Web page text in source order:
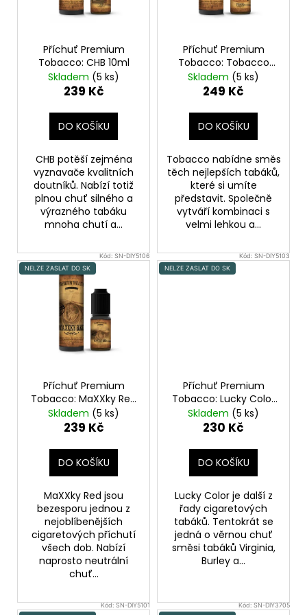
Příchuť Premium
Tobacco: CHB 10ml
Skladem (5 ks)
239 Kč
DO KOŠÍKU
CHB potěší zejména
vyznavače kvalitních
doutníků. Nabízí totiž
plnou chuť silného a
výrazného tabáku
mnoha chutí a...
Příchuť Premium
Tobacco: Tobacco
10ml
Skladem (5 ks)
249 Kč
DO KOŠÍKU
Tobacco nabídne směs
těch nejlepších tabáků,
které si umíte
představit. Společně
vytváří kombinaci s
velmi lehkou a...
Kód:SN-DIY5106
NELZE ZASLAT DO SK
Příchuť Premium
Tobacco: MaXXky Red
10ml
Skladem (5 ks)
239 Kč
DO KOŠÍKU
MaXXky Red jsou
bezesporu jednou z
nejoblíbenějších
cigaretových příchutí
všech dob. Nabízí
naprosto neutrální
chuť...
Kód:SN-DIY5103
NELZE ZASLAT DO SK
Příchuť Premium
Tobacco: Lucky Color
10ml
Skladem (5 ks)
230 Kč
DO KOŠÍKU
Lucky Color je další z
řady cigaretových
tabáků. Tentokrát se
jedná o věrnou chuť
směsi tabáků Virginia,
Burley a...
Kód:SN-DIY5101
Kód:SN-DIY3705